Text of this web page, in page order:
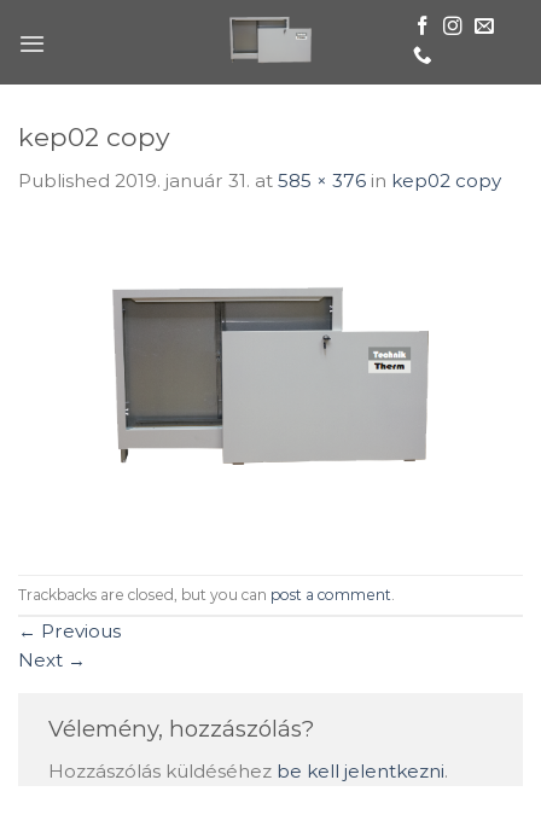
kep02 copy
Published 2019. január 31. at 585 × 376 in kep02 copy
Trackbacks are closed, but you can post a comment
← Previous
Next →
Vélemény, hozzászólás?
Hozzászólás küldéséhez be kell jelentkezni.